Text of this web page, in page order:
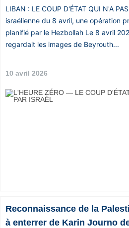
Vos
chroniques
Les
adresses
LIBAN : LE COUP D'ÉTAT QUI N'A
israélienne du 8 avril, une opération
planifié par le Hezbollah Le 8 avril
regardait les images de Beyrouth...
10 avril 2026
Reconnaissance de la
à enterrer de Karin Journo